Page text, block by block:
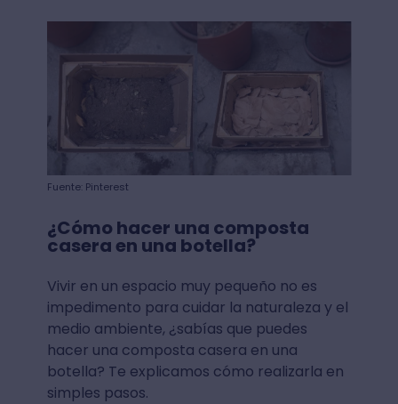
Fuente: Pinterest
¿Cómo hacer una composta
casera en una botella?
Vivir en un espacio muy pequeño no es
impedimento para cuidar la naturaleza y el
medio ambiente, ¿sabías que puedes
hacer una composta casera en una
botella? Te explicamos cómo realizarla en
simples pasos.